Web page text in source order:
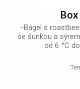
-Bagel s
se šunkou a
od 6 °C